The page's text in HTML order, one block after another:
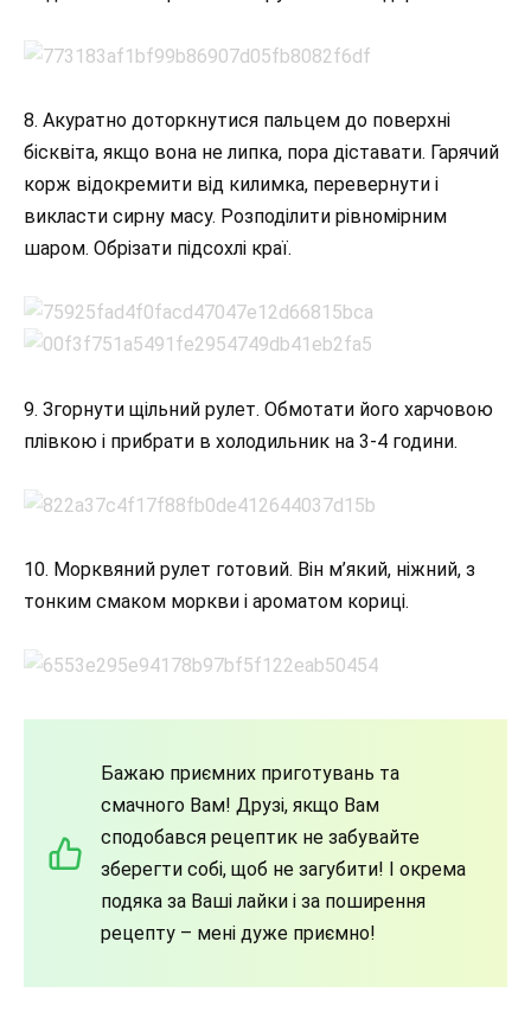
8. Акуратно доторкнутися пальцем до поверхні
бісквіта, якщо вона не липка, пора діставати. Гарячий
корж відокремити від килимка, перевернути і
викласти сирну масу. Розподілити рівномірним
шаром. Обрізати підсохлі краї.
9. Згорнути щільний рулет. Обмотати його харчовою
плівкою і прибрати в холодильник на 3-4 години.
10. Морквяний рулет готовий. Він м’який, ніжний, з
тонким смаком моркви і ароматом кориці.
Бажаю приємних приготувань та
смачного Вам! Друзі, якщо Вам
сподобався рецептик не забувайте
зберегти собі, щоб не загубити! І окрема
подяка за Ваші лайки і за поширення
рецепту – мені дуже приємно!